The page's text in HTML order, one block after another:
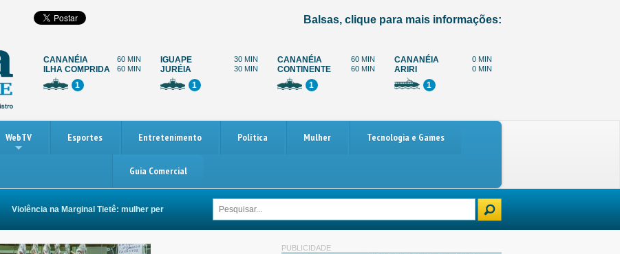
Balsas, clique para mais informações:
CANANÉIA 60 MIN
ILHA COMPRIDA 60 MIN
1
IGUAPE 30 MIN
JURÉIA 30 MIN
1
CANANÉIA 60 MIN
CONTINENTE 60 MIN
1
CANANÉIA 0 MIN
ARIRI 0 MIN
1
WebTV Esportes Entretenimento Política Mulher Tecnologia e Games
Guia Comercial
Violência na Marginal Tietê: mulher perde as duas pernas após ser arrastada por carro Paralisação dos caminhoneiros marcada para 4 de dezembro: o
PUBLICIDADE